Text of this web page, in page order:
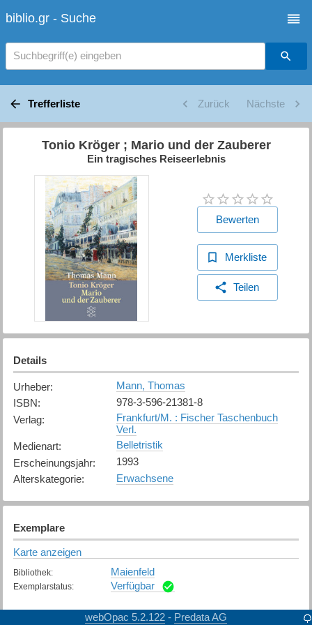
biblio.gr - Suche
Suchbegriff(e) eingeben
Trefferliste Zurück Nächste
Tonio Kröger ; Mario und der Zauberer
Ein tragisches Reiseerlebnis
Bewerten
Merkliste
Teilen
Details
Urheber:
Mann, Thomas
ISBN:
978-3-596-21381-8
Verlag:
Frankfurt/M. : Fischer Taschenbuch
Verl.
Medienart:
Belletristik
Erscheinungsjahr:
1993
Alterskategorie: Erwachsene
Exemplare
Karte anzeigen
Bibliothek: Maienfeld
Exemplarstatus: Verfügbar
St. Moritz
webOpac 5.2.122 - Predata AG